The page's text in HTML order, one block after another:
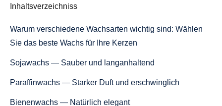
Inhaltsverzeichniss
Warum verschiedene Wachsarten wichtig sind: Wählen
Sie das beste Wachs für Ihre Kerzen
Sojawachs — Sauber und langanhaltend
Paraffinwachs — Starker Duft und erschwinglich
Bienenwachs — Natürlich elegant